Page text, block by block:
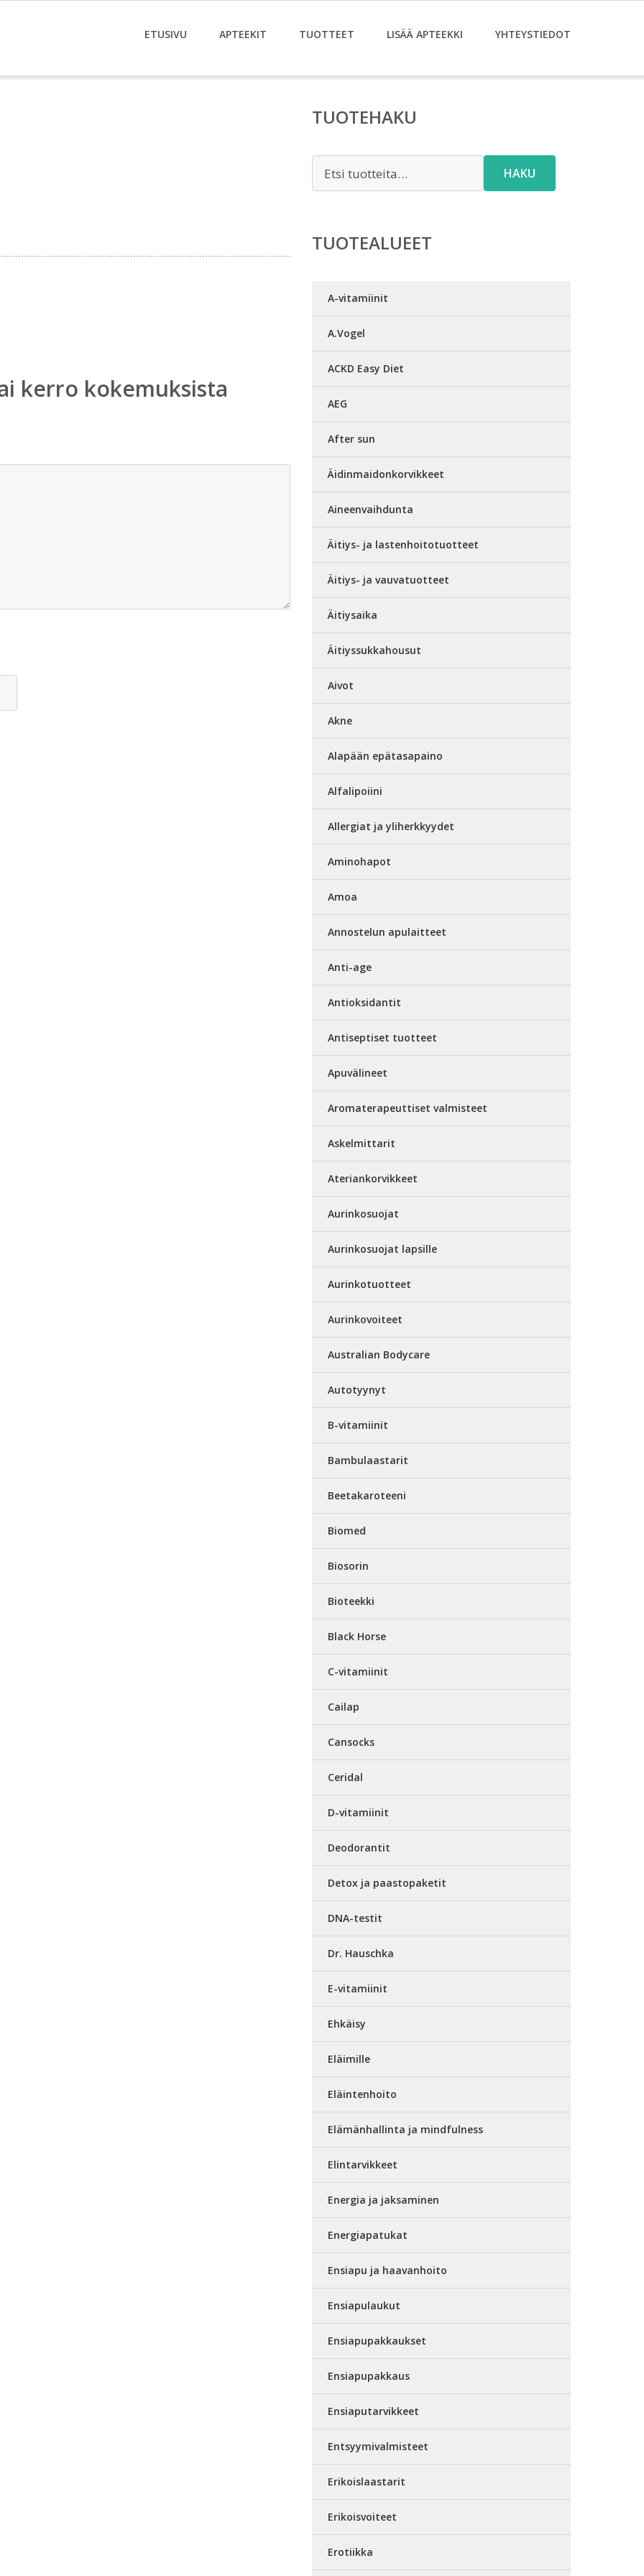
ETUSIVU APTEEKIT TUOTTEET LISÄÄ APTEEKKI YHTEYSTIEDOT
kerro kokemuksista
TUOTEHAKU
HAKU
TUOTEALUEET
A-vitamiinit
A.Vogel
ACKD Easy Diet
AEG
After sun
Äidinmaidonkorvikkeet
Aineenvaihdunta
Äitiys- ja lastenhoitotuotteet
Äitiys- ja vauvatuotteet
Äitiysaika
Äitiyssukkahousut
Aivot
Akne
Alapään epätasapaino
Alfalipoiini
Allergiat ja yliherkkyydet
Aminohapot
Amoa
Annostelun apulaitteet
Anti-age
Antioksidantit
Antiseptiset tuotteet
Apuvälineet
Aromaterapeuttiset valmisteet
Askelmittarit
Ateriankorvikkeet
Aurinkosuojat
Aurinkosuojat lapsille
Aurinkotuotteet
Aurinkovoiteet
Australian Bodycare
Autotyynyt
B-vitamiinit
Bambulaastarit
Beetakaroteeni
Biomed
Biosorin
Bioteekki
Black Horse
C-vitamiinit
Cailap
Cansocks
Ceridal
D-vitamiinit
Deodorantit
Detox ja paastopaketit
DNA-testit
Dr. Hauschka
E-vitamiinit
Ehkäisy
Eläimille
Eläintenhoito
Elämänhallinta ja mindfulness
Elintarvikkeet
Energia ja jaksaminen
Energiapatukat
Ensiapu ja haavanhoito
Ensiapulaukut
Ensiapupakkaukset
Ensiapupakkaus
Ensiaputarvikkeet
Entsyymivalmisteet
Erikoislaastarit
Erikoisvoiteet
Erotiikka